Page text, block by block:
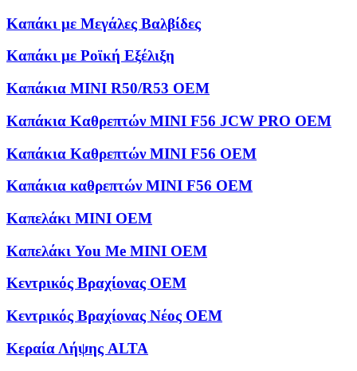
Καπάκι με Μεγάλες Βαλβίδες
Καπάκι με Ροϊκή Εξέλιξη
Καπάκια MINI R50/R53 OEM
Καπάκια Καθρεπτών MINI F56 JCW PRO OEM
Καπάκια Καθρεπτών MINI F56 OEM
Καπάκια καθρεπτών MINI F56 OEM
Καπελάκι MINI OEM
Καπελάκι You Me MINI OEM
Κεντρικός Βραχίονας OEM
Κεντρικός Βραχίονας Νέος OEM
Κεραία Λήψης ALTA